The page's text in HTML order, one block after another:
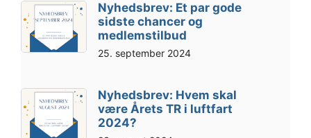
Nyhedsbrev: Et par gode
sidste chancer og
medlemstilbud
25. september 2024
Nyhedsbrev: Hvem skal
være Årets TR i luftfart
2024?